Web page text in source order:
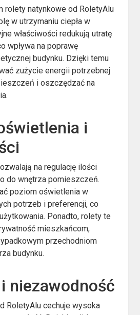
rolety natynkowe od RoletyAlu
w utrzymaniu ciepła w
właściwości redukują utratę
wpływa na poprawę
budynku. Dzięki temu
zużycie energii potrzebnej
i oszczędzać na
i
na regulację ilości
do wnętrza pomieszczeń.
poziom oświetlenia w
potrzeb i preferencji, co
Ponadto, rolety te
mieszkańcom,
przechodniom
budynku.
niezawodność
RoletyAlu cechuje wysoka